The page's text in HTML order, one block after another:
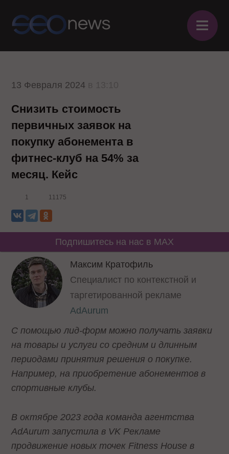
≡
13 Февраля 2024
Снизить стоимость
первичных заявок на
покупку абонемента в
фитнес-клуб на 54% за
месяц. Кейс
1 11175
Подпишитесь на нас в MAX
Максим Кратофиль
Cпециалист по контекстной и
таргетированной рекламе
AdAurum
С помощью лид-форм можно получать заявки
на товары и услуги со средним и длинным
периодами принятия решения о покупке.
Например, на приобретение абонементов в
спортивные клубы.
В октябре 2023 года команда агентства
AdAurum запустила в VK Рекламе
продвижение новых точек Fitness House в